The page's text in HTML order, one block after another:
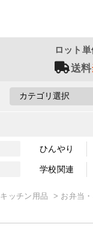
ロット
送料
ひんやり
学校関連
キッチン用品 お弁当